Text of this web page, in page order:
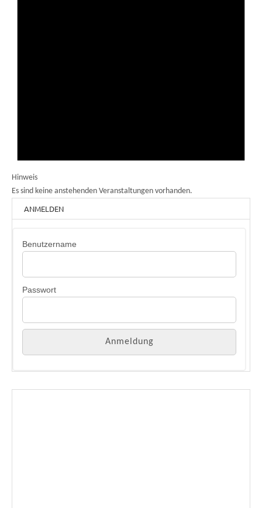
Hinweis
Es sind keine anstehenden Veranstaltungen vorhanden.
ANMELDEN
Benutzername
Passwort